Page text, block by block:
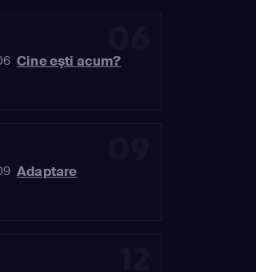
Cine eşti acum?
Adaptare